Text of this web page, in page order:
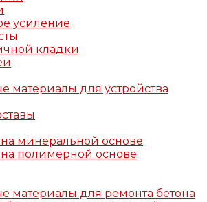
усиление
кладки
материалы для устройства
минеральной основе
полимерной основе
материалы для ремонта бетона